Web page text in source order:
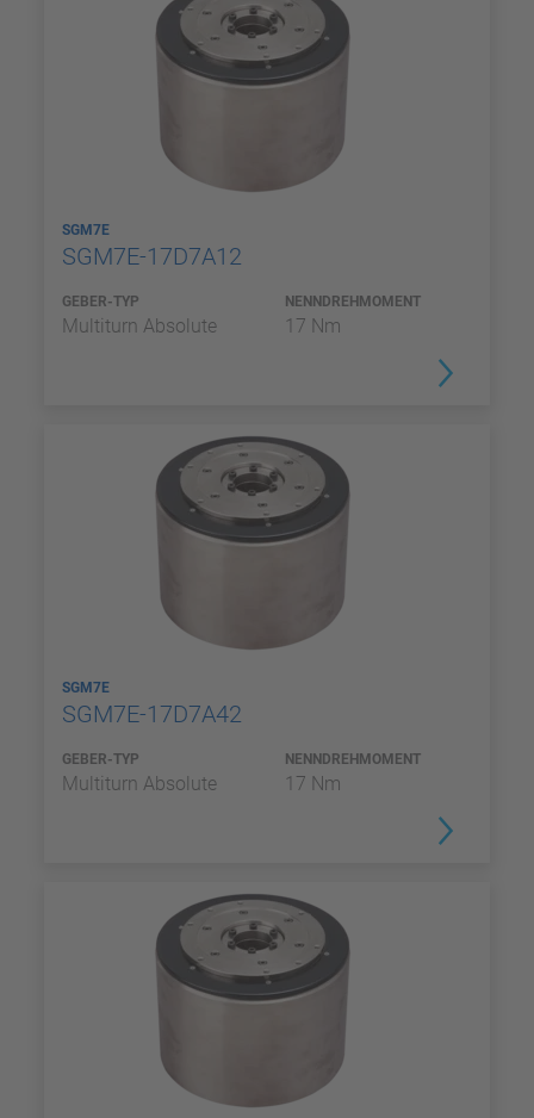
SGM7E
SGM7E-17D7A12
GEBER-TYP
Multiturn Absolute
NENNDREHMOMENT
17 Nm
SGM7E
SGM7E-17D7A42
GEBER-TYP
Multiturn Absolute
NENNDREHMOMENT
17 Nm